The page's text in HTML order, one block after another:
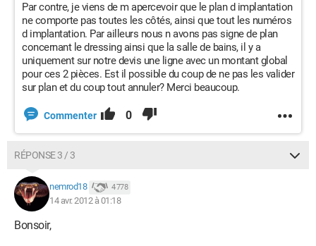
Par contre, je viens de m apercevoir que le plan d implantation
ne comporte pas toutes les côtés, ainsi que tout les numéros
d implantation. Par ailleurs nous n avons pas signe de plan
concernant le dressing ainsi que la salle de bains, il y a
uniquement sur notre devis une ligne avec un montant global
pour ces 2 pièces. Est il possible du coup de ne pas les valider
sur plan et du coup tout annuler? Merci beaucoup.
Commenter 0
RÉPONSE 3 / 3
nemrod18 4 778
14 avr. 2012 à 01:18
Bonsoir,